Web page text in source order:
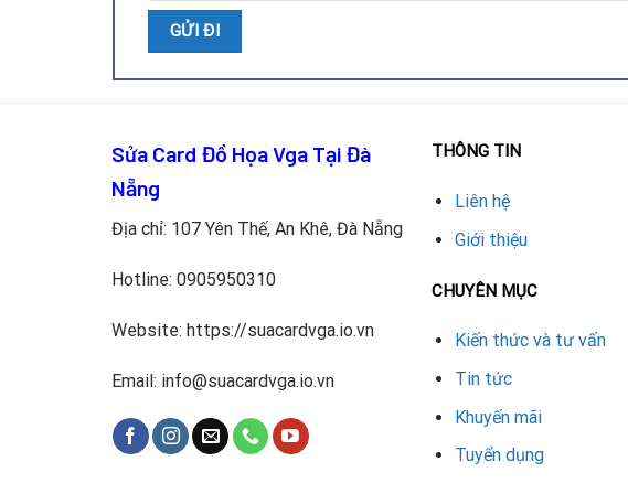
Sửa Card Đồ Họa Vga Tại Đà
Nẵng
Địa chỉ: 107 Yên Thế, An Khê, Đà Nẵng
Hotline: 0905950310
Website: https://suacardvga.io.vn
Email: info@suacardvga.io.vn
THÔNG TIN
Liên hệ
Giới thiệu
CHUYÊN MỤC
Kiến thức và tư vấn
Tin tức
Khuyến mãi
Tuyển dụng